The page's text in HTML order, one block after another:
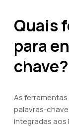
Quais
para
chave?
As
palavras-
integradas